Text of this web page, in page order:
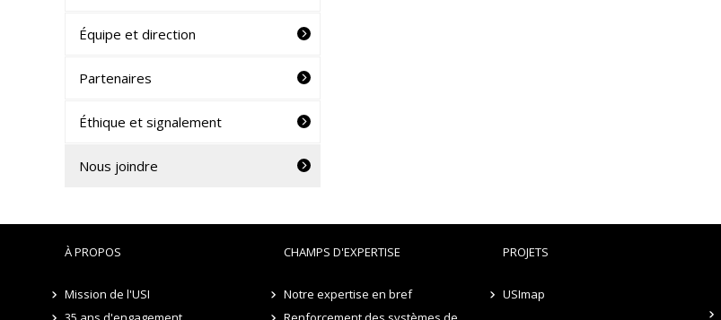
Équipe et direction
Partenaires
Éthique et signalement
Nous joindre
À PROPOS
Mission de l'USI
CHAMPS D'EXPERTISE
Notre expertise en bref
PROJETS
USImap